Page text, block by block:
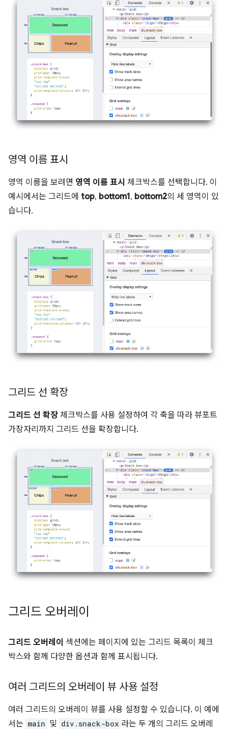
영역 이름 표시
영역 이름을 보려면 영역 이름 표시 체크박스를 선택합니다. 이
예시에서는 그리드에 top, bottom1, bottom2의 세 영역이 있
습니다.
그리드 선 확장
그리드 선 확장 체크박스를 사용 설정하여 각 축을 따라 뷰포트
가장자리까지 그리드 선을 확장합니다.
그리드 오버레이
그리드 오버레이 섹션에는 페이지에 있는 그리드 목록이 체크
박스와 함께 다양한 옵션과 함께 표시됩니다.
여러 그리드의 오버레이 뷰 사용 설정
여러 그리드의 오버레이 뷰를 사용 설정할 수 있습니다. 이 예에
서는 main 및 div.snack-box 라는 두 개의 그리드 오버레